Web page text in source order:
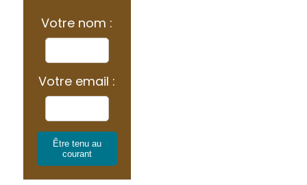
Votre nom :
Votre email :
Être tenu au
courant